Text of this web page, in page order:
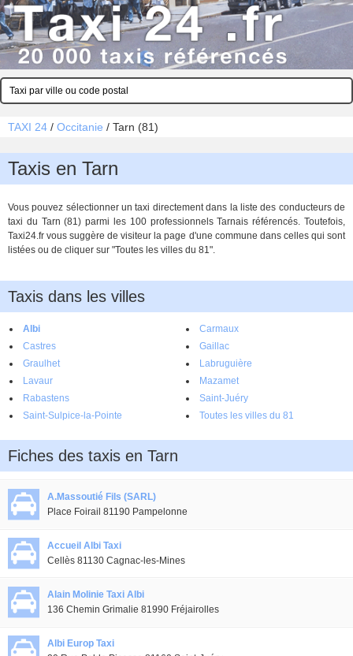
TAXI 24 / Occitanie / Tarn (81)
Taxis en Tarn
Vous pouvez sélectionner un taxi directement dans la liste des conducteurs de
taxi du Tarn (81) parmi les 100 professionnels Tarnais référencés. Toutefois,
Taxi24.fr vous suggère de visiteur la page d'une commune dans celles qui sont
listées ou de cliquer sur "Toutes les villes du 81".
Taxis dans les villes
Albi
Carmaux
Castres
Gaillac
Graulhet
Labruguière
Lavaur
Mazamet
Rabastens
Saint-Juéry
Saint-Sulpice-la-Pointe
Toutes les villes du 81
Fiches des taxis en Tarn
A.Massoutié Fils (SARL)
Place Foirail 81190 Pampelonne
Accueil Albi Taxi
Cellès 81130 Cagnac-les-Mines
Alain Molinie Taxi Albi
136 Chemin Grimalie 81990 Fréjairolles
Albi Europ Taxi